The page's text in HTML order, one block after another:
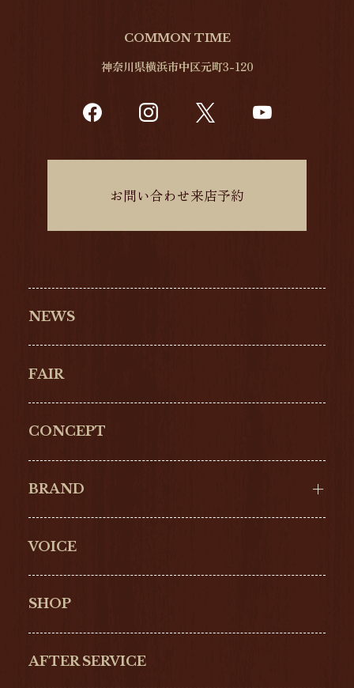
NEWS
FAIR
CONCEPT
BRAND
Cartier
ZENITH
VOICE
SHOP
AFTER SERVICE
COMMON TIME
神奈川県横浜市中区元町3-120
お問い合わせ来店予約